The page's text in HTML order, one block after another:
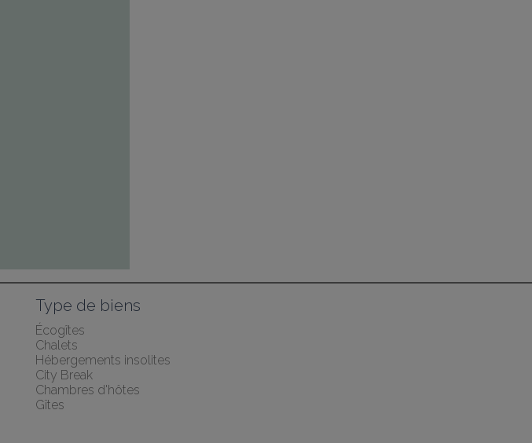
Type de biens
Écogîtes
Chalets
Hébergements insolites
City Break
Chambres d'hôtes
Gîtes